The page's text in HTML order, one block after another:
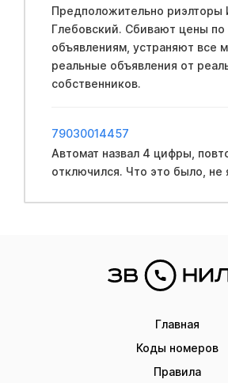
Предположительно риэлторы
Глебовский. Сбивают цены по
объявлениям, устраняют
реальные объявления от
собственников.
79030014457
Автомат назвал 4 цифры,
отключился. Что это было, не
Главная
Коды номеров
Правила